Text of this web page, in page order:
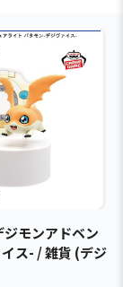
ジモンアドベン
ス- / 雑貨 (デジ